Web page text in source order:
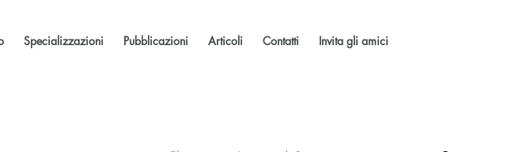
Specializzazioni Pubblicazioni Articoli Contatti Invita gli amici